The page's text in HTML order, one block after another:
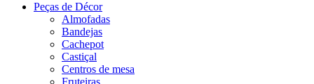
Peças de Décor
Almofadas
Bandejas
Cachepot
Castiçal
Centros de mesa